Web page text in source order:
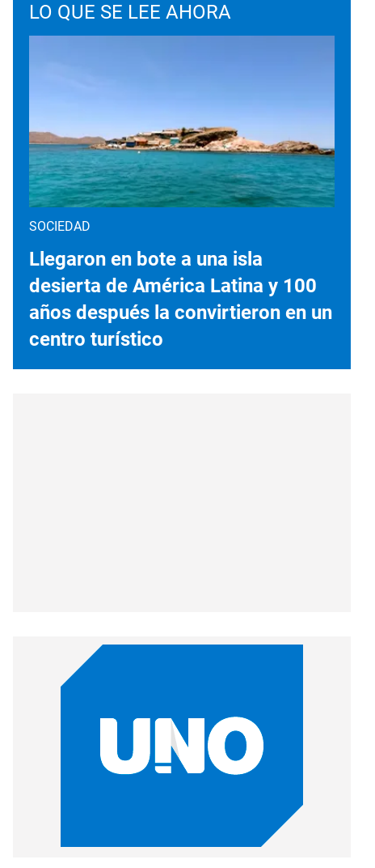
LO QUE SE LEE AHORA
SOCIEDAD
Llegaron en bote a una isla
desierta de América Latina y 100
años después la convirtieron en un
centro turístico